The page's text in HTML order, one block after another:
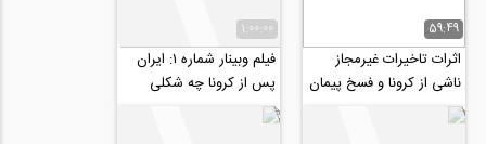
59:49
اثرات تاخیرات غیرمجاز
ناشی از کرونا و فسخ پیمان
ها
1:00:00
فیلم وبینار شماره ۱: ایران
پس از کرونا چه شکلی
خواهد بود- میهمان این
شماره:...